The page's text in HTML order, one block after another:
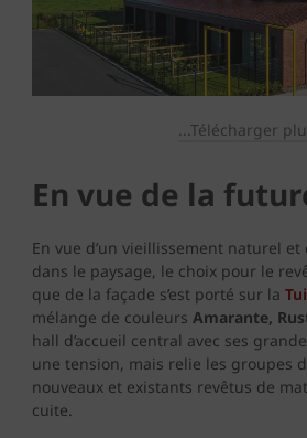
...Télécharger
En vue de la
En vue d’un vieillissement naturel
dans le paysage, le choix pour le
que de la façade s’est porté sur la
mélange de couleurs Amarante,
hall d’accueil central avec ses
une tension, mais relie les groupes
nouveaux et existants revêtus de
cuite.